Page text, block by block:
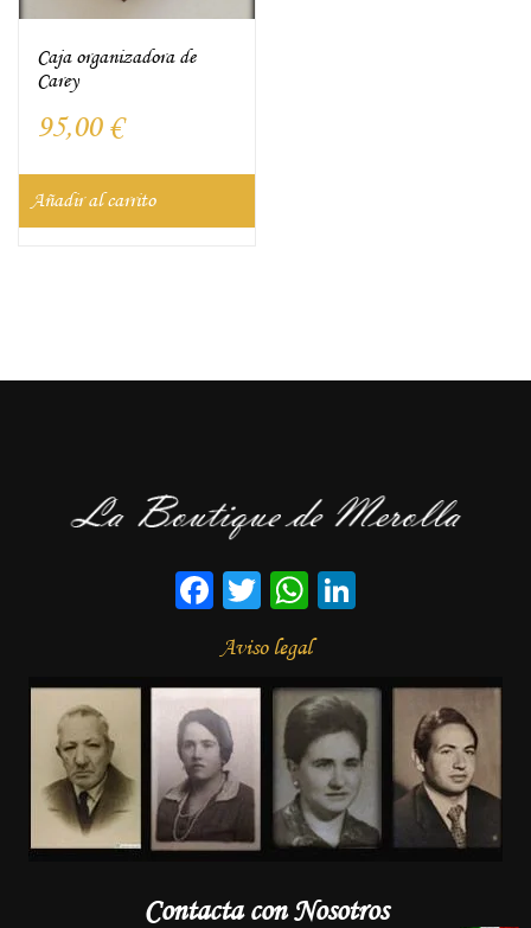
Caja organizadora de
Carey
95,00 €
Añadir al carrito
Facebook
TwitterWhatsApp
Aviso legal
Contacta con Nosotros